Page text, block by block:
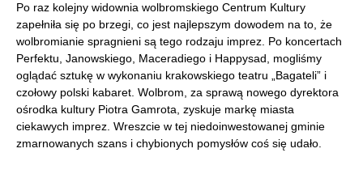
Po raz kolejny widownia wolbromskiego Centrum Kultury
zapełniła się po brzegi, co jest najlepszym dowodem na to, że
wolbromianie spragnieni są tego rodzaju imprez. Po koncertach
Perfektu, Janowskiego, Maceradiego i Happysad, mogliśmy
oglądać sztukę w wykonaniu krakowskiego teatru „Bagateli” i
czołowy polski kabaret. Wolbrom, za sprawą nowego dyrektora
ośrodka kultury Piotra Gamrota, zyskuje markę miasta
ciekawych imprez. Wreszcie w tej niedoinwestowanej gminie
zmarnowanych szans i chybionych pomysłów coś się udało.